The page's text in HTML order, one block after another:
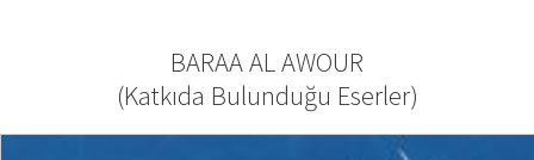
BARAA AL AWOUR
(Katkıda Bulunduğu Eserler)